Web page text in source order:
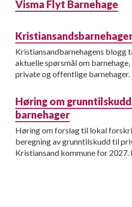
Visma Flyt Barnehage
Kristiansandbarnehagens blogg
aktuelle spørsmål om
private og offentlige barnehager.
Høring om
barnehager
Høring om forslag til lokal
beregning av grunntilskudd til
Kristiansand kommune for